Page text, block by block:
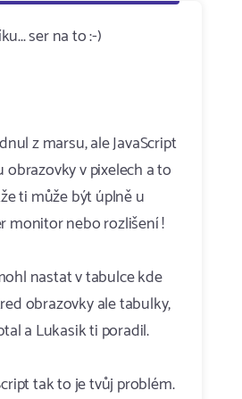
ser na to :-)
z marsu, ale JavaScript
v pixelech a to
ti může být úplně u
monitor nebo rozlišení !
nastat v tabulce kde
obrazovky ale tabulky,
a Lukasik ti poradil.
tak to je tvůj problém.